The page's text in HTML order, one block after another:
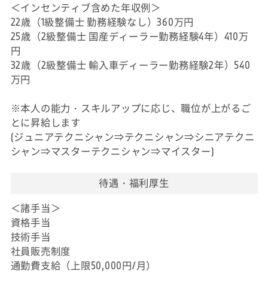
＜インセンティブ含めた年収例＞
22歳（1級整備士 勤務経験なし）360万円
25歳（2級整備士 国産ディーラー勤務経験4年）410万
円
32歳（2級整備士 輸入車ディーラー勤務経験2年）540
万円
※本人の能力・スキルアップに応じ、職位が上がるご
とに昇給します
(ジュニアテクニシャン⇒テクニシャン⇒シニアテクニ
シャン⇒マスターテクニシャン⇒マイスター)
待遇・福利厚生
＜諸手当＞
資格手当
技術手当
社員販売制度
通勤費支給（上限50,000円/月）